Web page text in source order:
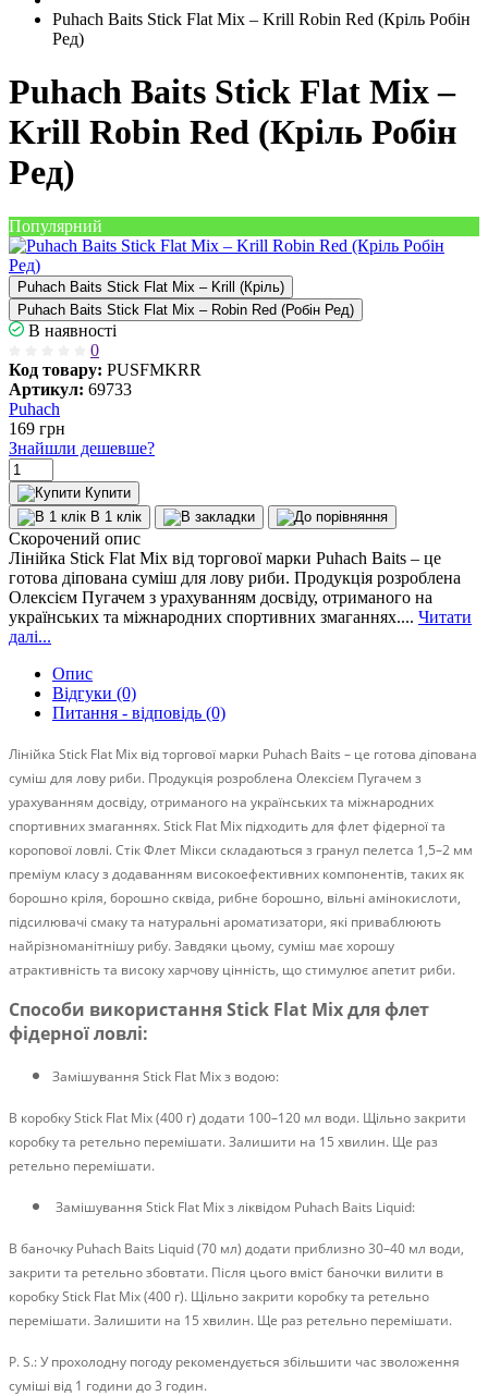
Puhach Baits Stick Flat Mix – Krill Robin Red (Кріль Робін
Ред)
Puhach Baits Stick Flat Mix –
Krill Robin Red (Кріль Робін
Ред)
Популярний
Puhach Baits Stick Flat Mix – Krill (Кріль)
Puhach Baits Stick Flat Mix – Robin Red (Робін Ред)
В наявності
0
Код товару: PUSFMKRR
Артикул: 69733
Puhach
169 грн
Знайшли дешевше?
Купити
В 1 клік
Скорочений опис
Лінійка Stick Flat Mix від торгової марки Puhach Baits – це
готова діпована суміш для лову риби. Продукція розроблена
Олексієм Пугачем з урахуванням досвіду, отриманого на
українських та міжнародних спортивних змаганнях.... Читати
далі...
Опис
Відгуки (0)
Питання - відповідь (0)
Лінійка Stick Flat Mix від торгової марки Puhach Baits – це готова діпована
суміш для лову риби. Продукція розроблена Олексієм Пугачем з
урахуванням досвіду, отриманого на українських та міжнародних
спортивних змаганнях. Stick Flat Mix підходить для флет фідерної та
коропової ловлі. Стік Флет Мікси складаються з гранул пелетса 1,5–2 мм
преміум класу з додаванням високоефективних компонентів, таких як
борошно кріля, борошно сквіда, рибне борошно, вільні амінокислоти,
підсилювачі смаку та натуральні ароматизатори, які приваблюють
найрізноманітнішу рибу. Завдяки цьому, суміш має хорошу
атрактивність та високу харчову цінність, що стимулює апетит риби.
Способи використання Stick Flat Mix для флет
фідерної ловлі:
Замішування Stick Flat Mix з водою:
В коробку Stick Flat Mix (400 г) додати 100–120 мл води. Щільно закрити
коробку та ретельно перемішати. Залишити на 15 хвилин. Ще раз
ретельно перемішати.
Замішування Stick Flat Mix з ліквідом Puhach Baits Liquid:
В баночку Puhach Baits Liquid (70 мл) додати приблизно 30–40 мл води,
закрити та ретельно збовтати. Після цього вміст баночки вилити в
коробку Stick Flat Mix (400 г). Щільно закрити коробку та ретельно
перемішати. Залишити на 15 хвилин. Ще раз ретельно перемішати.
P. S.: У прохолодну погоду рекомендується збільшити час зволоження
суміші від 1 години до 3 годин.